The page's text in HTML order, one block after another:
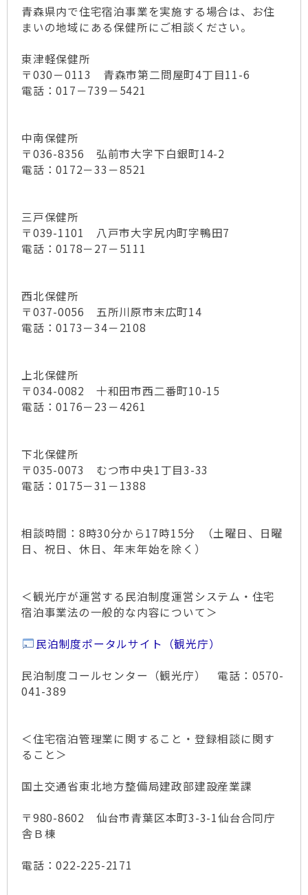
青森県内で住宅宿泊事業を実施する場合は、お住
まいの地域にある保健所にご相談ください。
東津軽保健所
〒030－0113 青森市第二問屋町4丁目11-6
電話：017－739－5421
中南保健所
〒036-8356 弘前市大字下白銀町14-2
電話：0172－33－8521
三戸保健所
〒039-1101 八戸市大字尻内町字鴨田7
電話：0178－27－5111
西北保健所
〒037-0056 五所川原市末広町14
電話：0173－34－2108
上北保健所
〒034-0082 十和田市西二番町10-15
電話：0176－23－4261
下北保健所
〒035-0073 むつ市中央1丁目3-33
電話：0175－31－1388
相談時間：8時30分から17時15分 （土曜日、日曜
日、祝日、休日、年末年始を除く）
＜観光庁が運営する民泊制度運営システム・住宅
宿泊事業法の一般的な内容について＞
民泊制度ポータルサイト（観光庁）
民泊制度コールセンター（観光庁） 電話：0570-
041-389
＜住宅宿泊管理業に関すること・登録相談に関す
ること＞
国土交通省東北地方整備局建政部建設産業課
〒980-8602 仙台市青葉区本町3-3-1仙台合同庁
舎Ｂ棟
電話：022-225-2171